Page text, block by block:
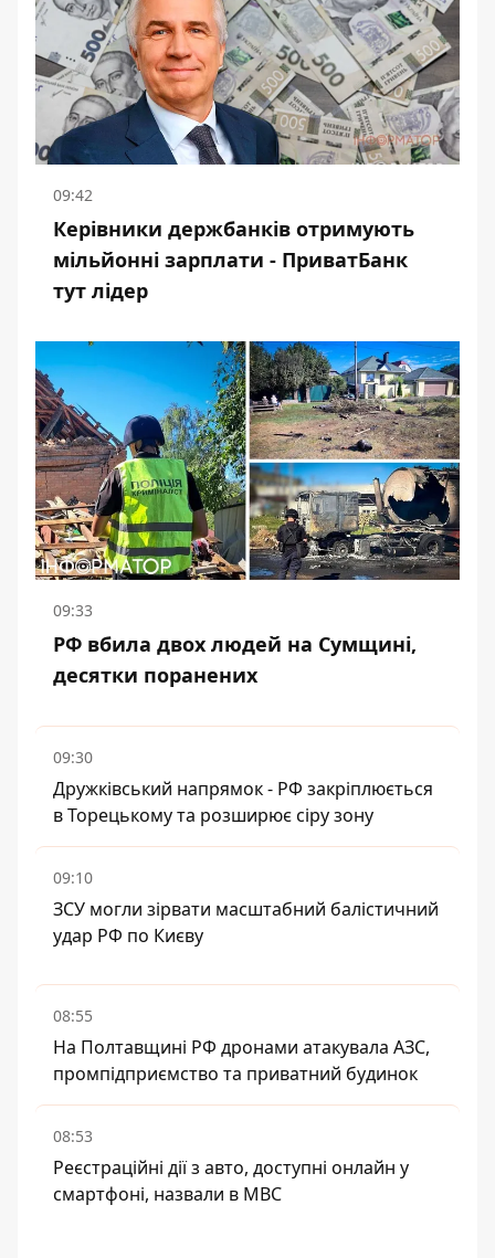
09:42
Керівники держбанків отримують
мільйонні зарплати - ПриватБанк
тут лідер
09:33
РФ вбила двох людей на Сумщині,
десятки поранених
09:30
Дружківський напрямок - РФ закріплюється
в Торецькому та розширює сіру зону
09:10
ЗСУ могли зірвати масштабний балістичний
удар РФ по Києву
08:55
На Полтавщині РФ дронами атакувала АЗС,
промпідприємство та приватний будинок
08:53
Реєстраційні дії з авто, доступні онлайн у
смартфоні, назвали в МВС